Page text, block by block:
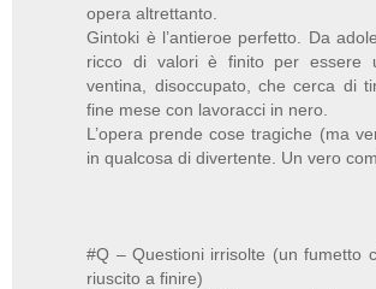
opera altrettanto.
Gintoki è l’antieroe perfetto. Da
ricco di valori è finito per essere
ventina, disoccupato, che cerca di
fine mese con lavoracci in nero.
L’opera prende cose tragiche (ma
in qualcosa di divertente. Un vero
#Q – Questioni irrisolte (un fumetto
riuscito a finire)